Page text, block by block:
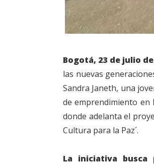
Bogotá, 23 de julio de
las nuevas
Sandra Janeth, una
de emprendimiento en
donde adelanta el
Cultura para la Paz´.
La iniciativa